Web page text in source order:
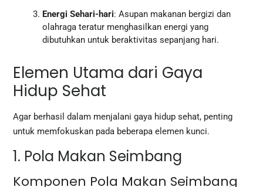
Energi Sehari-hari: Asupan makanan bergizi dan
olahraga teratur menghasilkan energi yang
dibutuhkan untuk beraktivitas sepanjang hari.
Elemen Utama dari Gaya
Hidup Sehat
Agar berhasil dalam menjalani gaya hidup sehat, penting
untuk memfokuskan pada beberapa elemen kunci.
1. Pola Makan Seimbang
Komponen Pola Makan Seimbang